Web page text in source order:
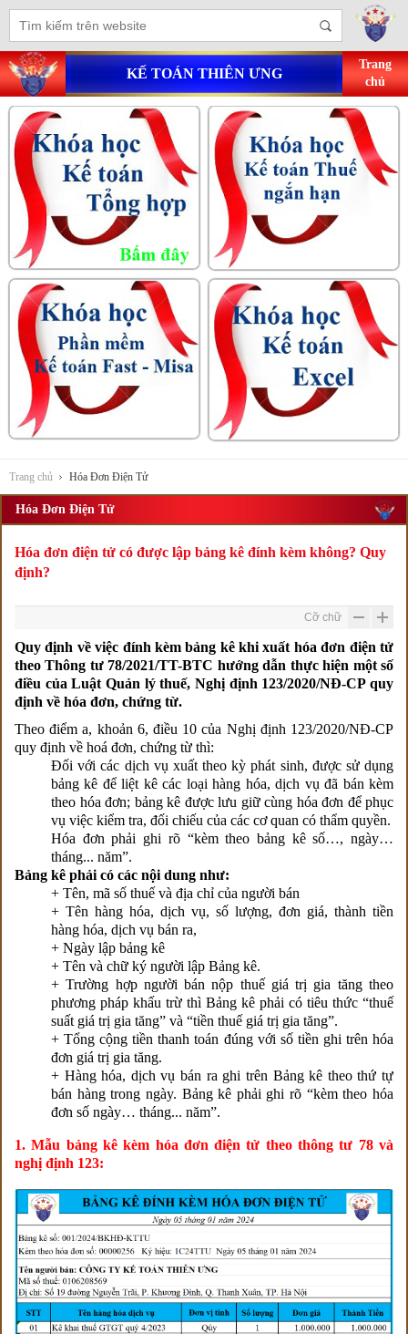
KẾ TOÁN THIÊN ƯNG
Trang
chủ
Trang chủ Hóa Đơn Điện Tử
Hóa Đơn Điện Tử
Hóa đơn điện tử có được lập bảng kê đính kèm không? Quy
định?
Cỡ chữ
Quy định về việc đính kèm bảng kê khi xuất hóa đơn điện tử
theo Thông tư 78/2021/TT-BTC hướng dẫn thực hiện một số
điều của Luật Quản lý thuế, Nghị định 123/2020/NĐ-CP quy
định về hóa đơn, chứng từ.
Theo điểm a, khoản 6, điều 10 của Nghị định 123/2020/NĐ-CP
quy định về hoá đơn, chứng từ thì:
Đối với các dịch vụ xuất theo kỳ phát sinh, được sử dụng
bảng kê để liệt kê các loại hàng hóa, dịch vụ đã bán kèm
theo hóa đơn; bảng kê được lưu giữ cùng hóa đơn để phục
vụ việc kiểm tra, đối chiếu của các cơ quan có thẩm quyền.
Hóa đơn phải ghi rõ “kèm theo bảng kê số…, ngày…
tháng... năm”.
Bảng kê phải có các nội dung như:
+ Tên, mã số thuế và địa chỉ của người bán
+ Tên hàng hóa, dịch vụ, số lượng, đơn giá, thành tiền
hàng hóa, dịch vụ bán ra,
+ Ngày lập bảng kê
+ Tên và chữ ký người lập Bảng kê.
+ Trường hợp người bán nộp thuế giá trị gia tăng theo
phương pháp khấu trừ thì Bảng kê phải có tiêu thức “thuế
suất giá trị gia tăng” và “tiền thuế giá trị gia tăng”.
+ Tổng cộng tiền thanh toán đúng với số tiền ghi trên hóa
đơn giá trị gia tăng.
+ Hàng hóa, dịch vụ bán ra ghi trên Bảng kê theo thứ tự
bán hàng trong ngày. Bảng kê phải ghi rõ “kèm theo hóa
đơn số ngày… tháng... năm”.
1. Mẫu bảng kê kèm hóa đơn điện tử theo thông tư 78 và
nghị định 123: